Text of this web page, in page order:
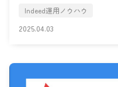
Indeed運用ノウハウ
2025.04.03